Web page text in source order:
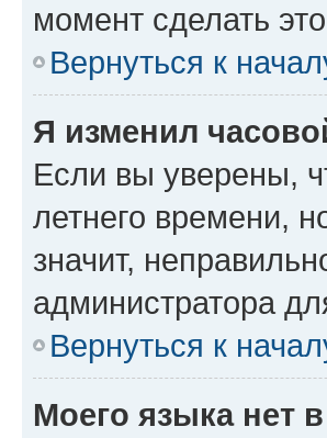
момент сделать
Вернуться к
Я изменил
Если вы уверены,
летнего времени,
значит,
администратора
Вернуться к
Моего языка нет